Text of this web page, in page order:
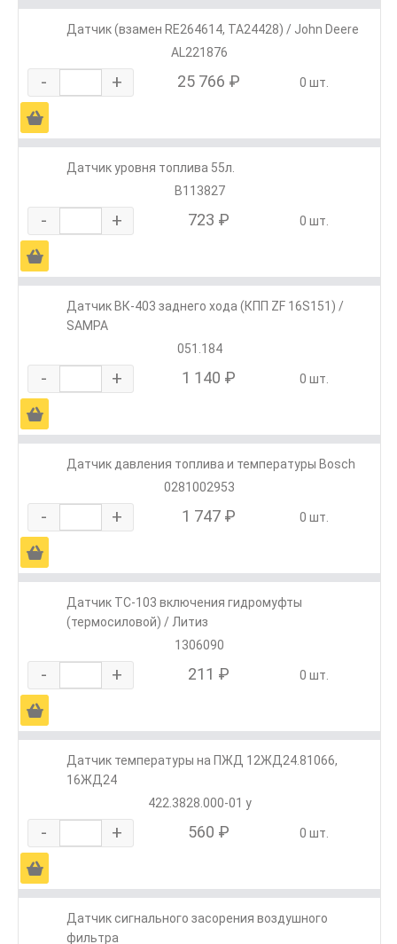
Датчик (взамен RE264614, TA24428) / John Deere
AL221876
- + 25 766 ₽ 0 шт.
Ä
Датчик уровня топлива 55л.
В113827
- + 723 ₽ 0 шт.
Ä
Датчик ВК-403 заднего хода (КПП ZF 16S151) /
SAMPA
051.184
- + 1 140 ₽ 0 шт.
Ä
Датчик давления топлива и температуры Bosch
0281002953
- + 1 747 ₽ 0 шт.
Ä
Датчик ТС-103 включения гидромуфты
(термосиловой) / Литиз
1306090
- + 211 ₽ 0 шт.
Ä
Датчик температуры на ПЖД 12ЖД24.81066,
16ЖД24
422.3828.000-01 у
- + 560 ₽ 0 шт.
Ä
Датчик сигнального засорения воздушного
фильтра